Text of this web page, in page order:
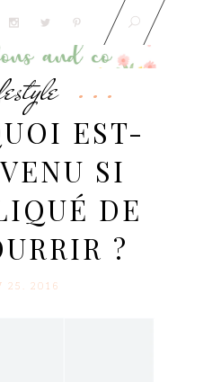
EST-
SI
DE
?
25. 2016